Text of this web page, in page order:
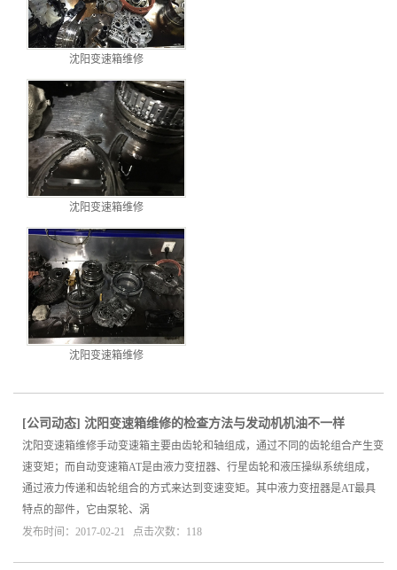
沈阳变速箱维修
沈阳变速箱维修
沈阳变速箱维修
[公司动态] 沈阳变速箱维修的检查方法与发动机机油不一样
沈阳变速箱维修手动变速箱主要由齿轮和轴组成，通过不同的齿轮组合产生变
速变矩；而自动变速箱AT是由液力变扭器、行星齿轮和液压操纵系统组成，
通过液力传递和齿轮组合的方式来达到变速变矩。其中液力变扭器是AT最具
特点的部件，它由泵轮、涡
发布时间：2017-02-21 点击次数：118